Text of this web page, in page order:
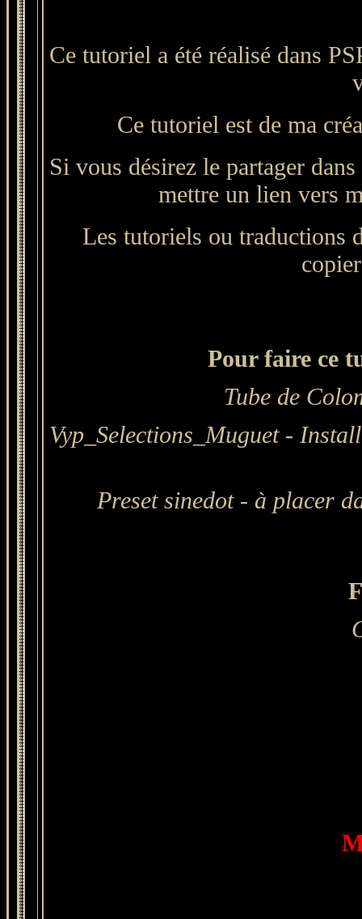
Ce tutoriel a été réalisé dans
Ce tutoriel est de ma
Si vous désirez le partager
mettre un lien vers
Les tutoriels ou traductions
Pour faire ce
Tube de
Vyp_Selections_Muguet -
Preset sinedot - à placer